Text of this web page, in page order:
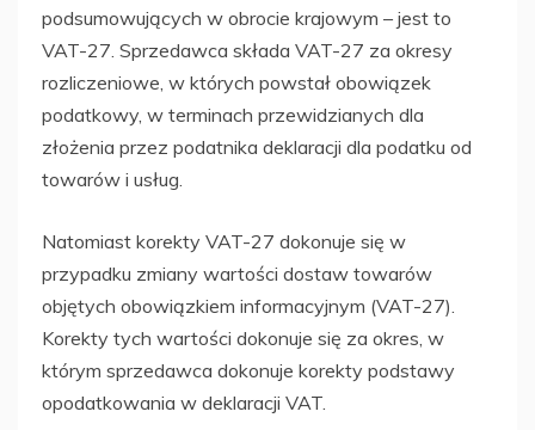
podsumowujących w obrocie krajowym – jest to
VAT-27. Sprzedawca składa VAT-27 za okresy
rozliczeniowe, w których powstał obowiązek
podatkowy, w terminach przewidzianych dla
złożenia przez podatnika deklaracji dla podatku od
towarów i usług.
Natomiast korekty VAT-27 dokonuje się w
przypadku zmiany wartości dostaw towarów
objętych obowiązkiem informacyjnym (VAT-27).
Korekty tych wartości dokonuje się za okres, w
którym sprzedawca dokonuje korekty podstawy
opodatkowania w deklaracji VAT.